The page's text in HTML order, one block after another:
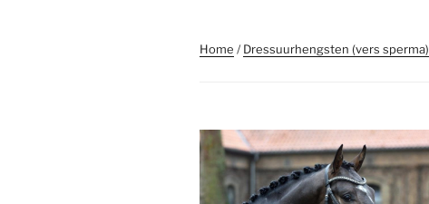
Home /Dressuurhengsten (vers sperma)